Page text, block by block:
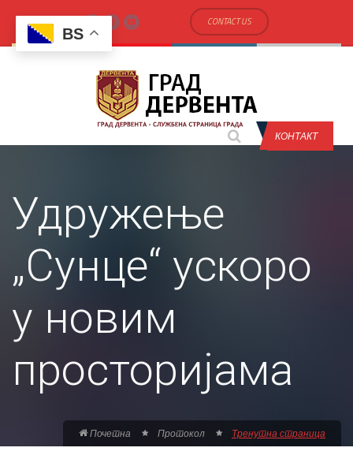
CONTACT US
КОНТАКТ
Удружење
„Сунце“ ускоро
у новим
просторијама
Почетна Протокол Тренутна страница
BS